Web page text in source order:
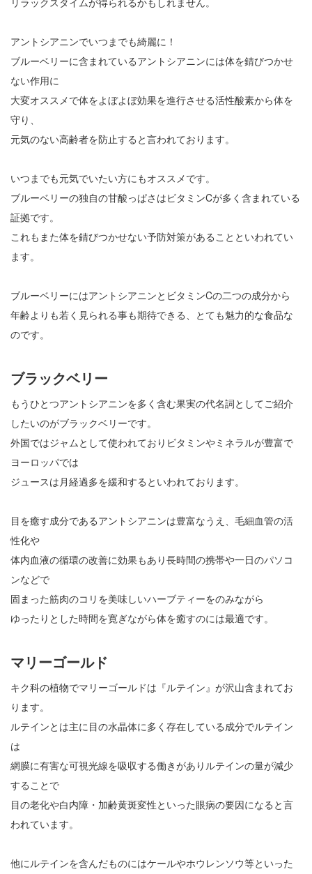
アントシアニンでいつまでも綺麗に！
ブルーベリーに含まれているアントシアニンには体を錆びつかせ
ない作用に
大変オススメで体をよぼよぼ効果を進行させる活性酸素から体を
守り、
元気のない高齢者を防止すると言われております。
いつまでも元気でいたい方にもオススメです。
ブルーベリーの独自の甘酸っぱさはビタミンCが多く含まれている
証拠です。
これもまた体を錆びつかせない予防対策があることといわれてい
ます。
ブルーベリーにはアントシアニンとビタミンCの二つの成分から
年齢よりも若く見られる事も期待できる、とても魅力的な食品な
のです。
ブラックベリー
もうひとつアントシアニンを多く含む果実の代名詞としてご紹介
したいのがブラックベリーです。
外国ではジャムとして使われておりビタミンやミネラルが豊富で
ヨーロッパでは
ジュースは月経過多を緩和するといわれております。
目を癒す成分であるアントシアニンは豊富なうえ、毛細血管の活
性化や
体内血液の循環の改善に効果もあり長時間の携帯や一日のパソコ
ンなどで
固まった筋肉のコリを美味しいハーブティーをのみながら
ゆったりとした時間を寛ぎながら体を癒すのには最適です。
マリーゴールド
キク科の植物でマリーゴールドは『ルテイン』が沢山含まれてお
ります。
ルテインとは主に目の水晶体に多く存在している成分でルテイン
は
網膜に有害な可視光線を吸収する働きがありルテインの量が減少
することで
目の老化や白内障・加齢黄斑変性といった眼病の要因になると言
われています。
他にルテインを含んだものにはケールやホウレンソウ等といった